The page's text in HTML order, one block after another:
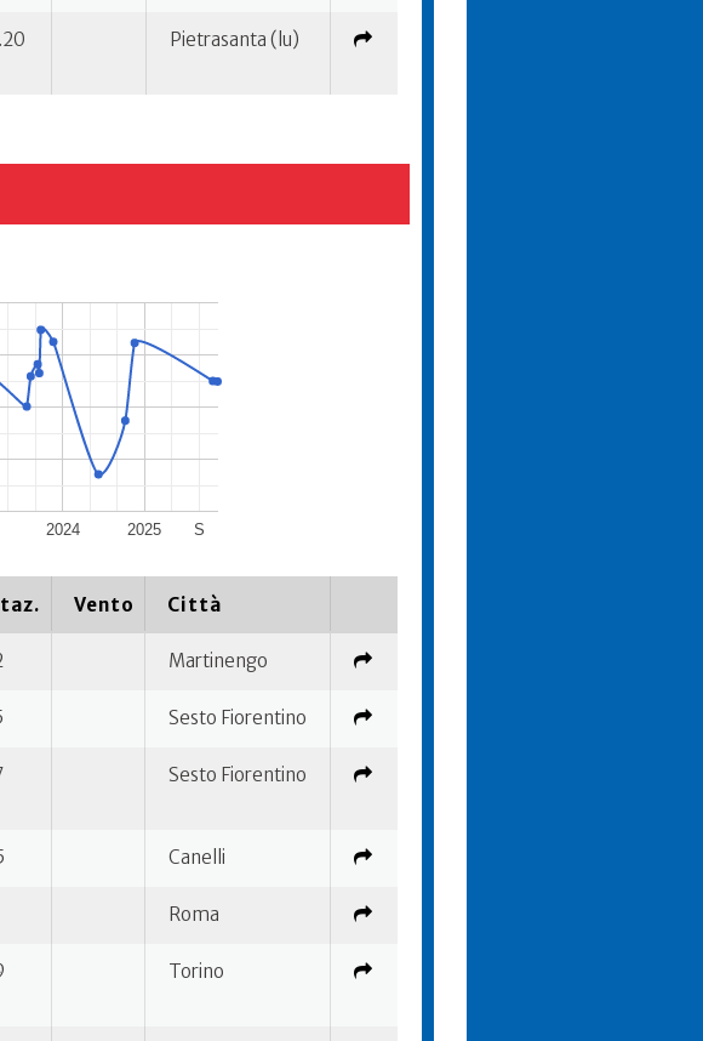
Pietrasanta (lu)
2024 2025 S
Vento Città
Martinengo
Sesto Fiorentino
Sesto Fiorentino
Canelli
Roma
Torino